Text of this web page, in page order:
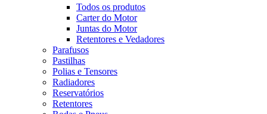
Todos os produtos
Carter do Motor
Juntas do Motor
Retentores e Vedadores
Parafusos
Pastilhas
Polias e Tensores
Radiadores
Reservatórios
Retentores